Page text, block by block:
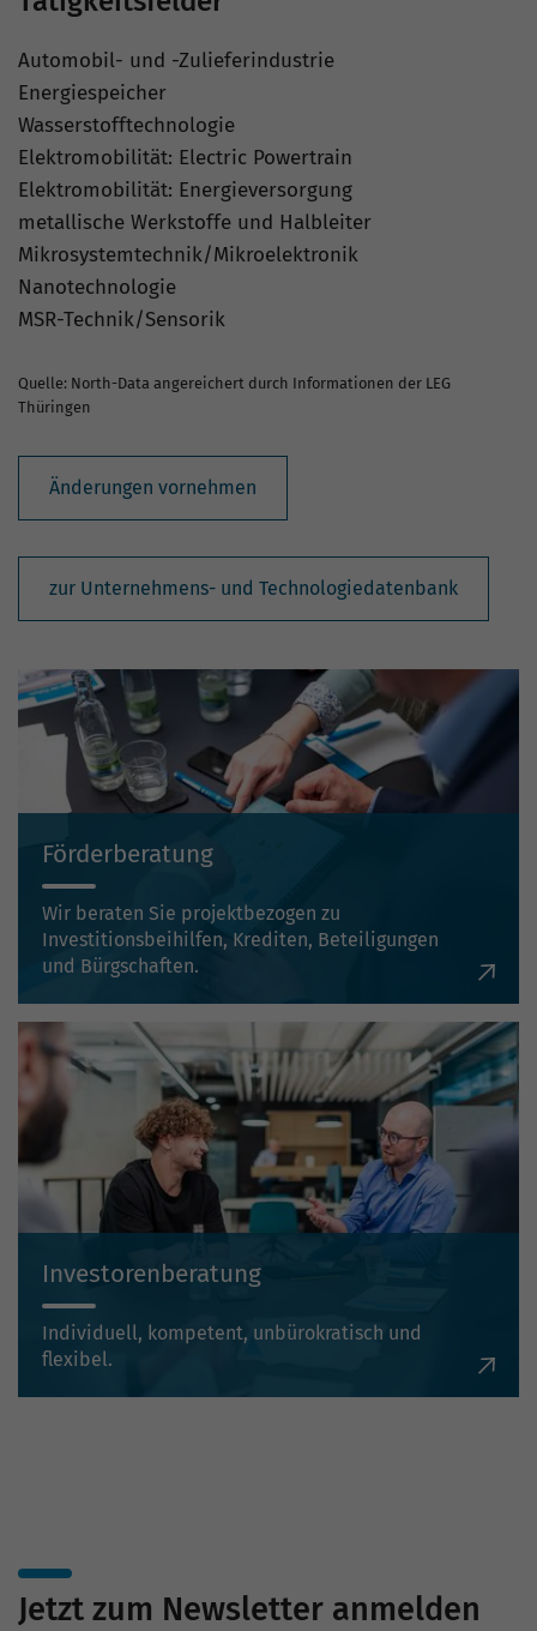
Automobil- und -Zulieferindustrie
Energiespeicher
Wasserstofftechnologie
Elektromobilität: Electric Powertrain
Elektromobilität: Energieversorgung
metallische Werkstoffe und Halbleiter
Mikrosystemtechnik/Mikroelektronik
Nanotechnologie
MSR-Technik/Sensorik
Quelle: North-Data angereichert durch Informationen der LEG
Thüringen
Änderungen vornehmen
zur Unternehmens- und Technologiedatenbank
Förderberatung
Wir beraten Sie projektbezogen zu
Investitionsbeihilfen, Krediten, Beteiligungen
und Bürgschaften.
Investorenberatung
Individuell, kompetent, unbürokratisch und
flexibel.
Jetzt zum Newsletter anmelden